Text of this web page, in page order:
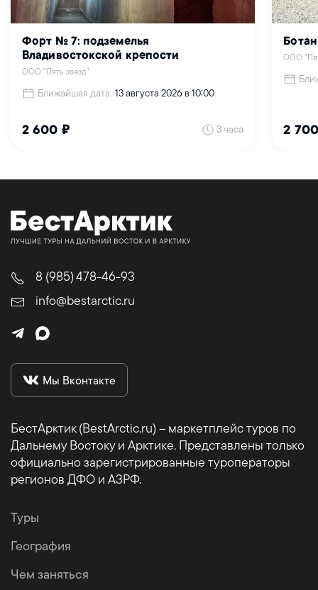
Форт № 7: подземелья
Владивостокской крепости
ООО "Пять звезд"
Ближайшая дата: 13 августа 2026 в 10:00
2 600 ₽ 3 часа
ООО
2
8 (985) 478-46-93
info@bestarctic.ru
Мы Вконтакте
БестАрктик (BestArctic.ru) – маркетплейс туров по
Дальнему Востоку и Арктике. Представлены только
официально зарегистрированные туроператоры
регионов ДФО и АЗРФ.
Туры
География
Чем заняться